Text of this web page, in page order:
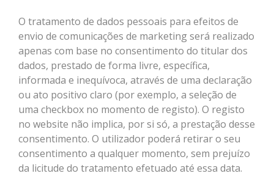
O tratamento de dados pessoais para efeitos de
envio de comunicações de marketing será realizado
apenas com base no consentimento do titular dos
dados, prestado de forma livre, específica,
informada e inequívoca, através de uma declaração
ou ato positivo claro (por exemplo, a seleção de
uma checkbox no momento de registo). O registo
no website não implica, por si só, a prestação desse
consentimento. O utilizador poderá retirar o seu
consentimento a qualquer momento, sem prejuízo
da licitude do tratamento efetuado até essa data.